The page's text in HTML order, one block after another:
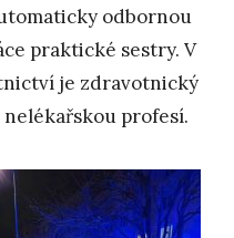
odbornou
praktické sestry. V
je zdravotnický
profesí.